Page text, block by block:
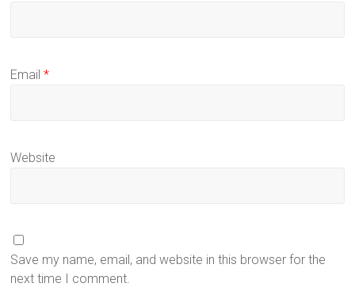
Email*
Website
Save my name, email, and website in this browser for the
next time I comment.